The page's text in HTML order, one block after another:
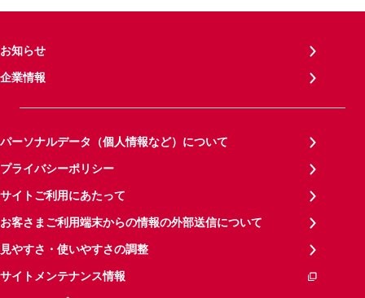
お知らせ
企業情報
パーソナルデータ（個人情報など）について
プライバシーポリシー
サイトご利用にあたって
お客さまご利用端末からの情報の外部送信について
見やすさ・使いやすさの調整
サイトメンテナンス情報